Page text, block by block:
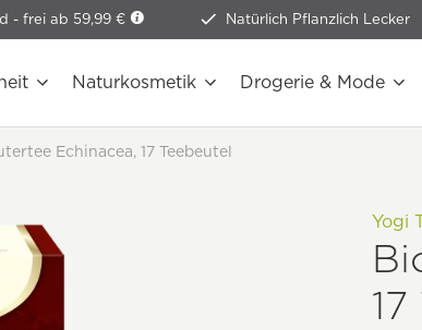
- frei ab 59,99 € Natürlich Pflanzlich Lecker
Naturkosmetik Drogerie & Mode
Echinacea, 17 Teebeutel
Yogi